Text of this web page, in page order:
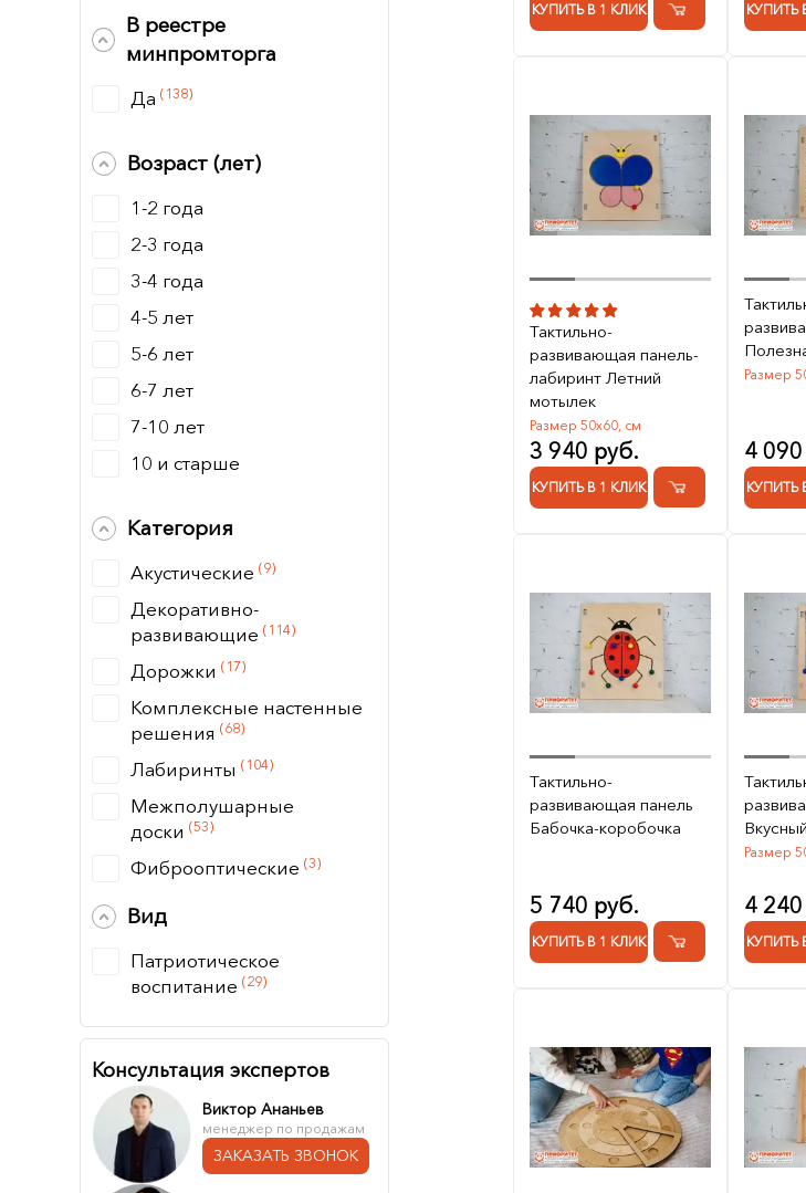
В реестре
минпромторга
Да (138)
Возраст (лет)
1-2 года
2-3 года
3-4 года
4-5 лет
5-6 лет
6-7 лет
7-10 лет
10 и старше
Категория
Акустические (9)
Декоративно-
развивающие (114)
Дорожки (17)
Комплексные настенные
решения (68)
Лабиринты (104)
Межполушарные
доски (53)
Фиброоптические (3)
Вид
Патриотическое
воспитание (29)
Консультация экспертов
Виктор Ананьев
менеджер по продажам
ЗАКАЗАТЬ ЗВОНОК
КУПИТЬ В 1 КЛИК КУПИТЬ
Тактильно-
развивающая панель-
лабиринт Летний
мотылек
Размер 50х60, см
3 940 руб.
КУПИТЬ В 1 КЛИК
Размер
4
КУПИТЬ
Тактильно-
развивающая панель
Бабочка-коробочка
5 740 руб.
КУПИТЬ В 1 КЛИК
Размер
4
КУПИТЬ